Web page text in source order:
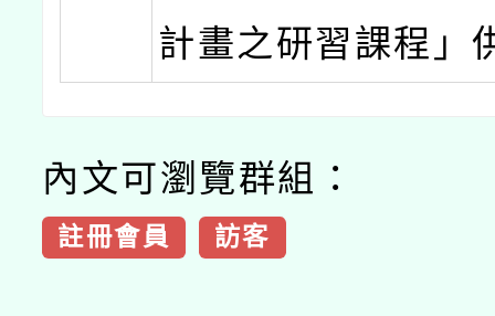
計畫之研習課程」
內文可瀏覽群組：
註冊會員 訪客